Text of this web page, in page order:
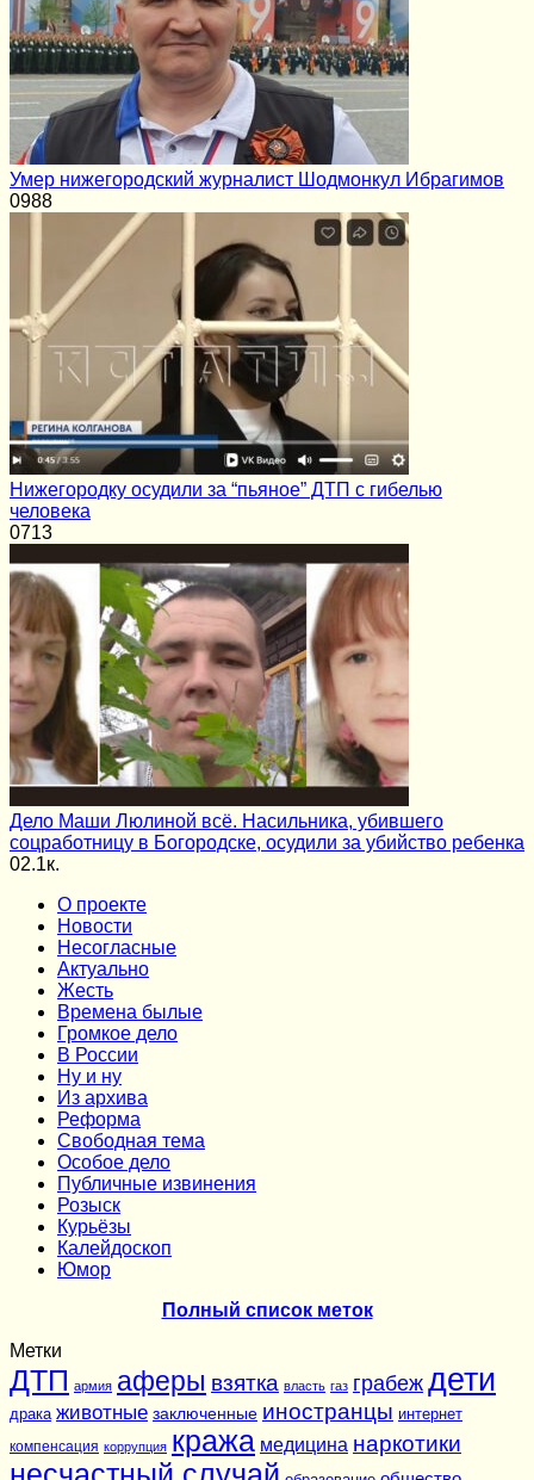
Умер нижегородский журналист Шодмонкул Ибрагимов
0988
Нижегородку осудили за “пьяное” ДТП с гибелью
человека
0713
Дело Маши Люлиной всё. Насильника, убившего
соцработницу в Богородске, осудили за убийство ребенка
02.1к.
О проекте
Новости
Несогласные
Актуально
Жесть
Времена былые
Громкое дело
В России
Ну и ну
Из архива
Реформа
Cвободная тема
Особое дело
Публичные извинения
Розыск
Курьёзы
Калейдоскоп
Юмор
Полный список меток
Метки
ДТП армия аферы взятка власть газ грабеж дети
драка животные заключенные иностранцы интернет
компенсация коррупция кража медицина наркотики